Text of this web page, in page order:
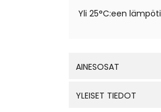
Yli 25°C:een
AINESOSAT
YLEISET TIEDOT